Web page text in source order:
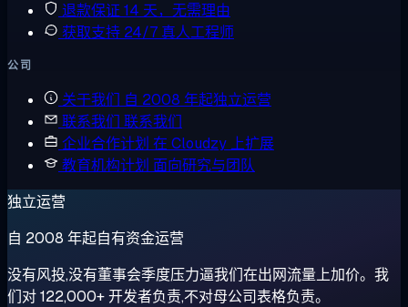
退款保证 14 天，无需理由
获取支持 24/7 真人工程师
公司
关于我们 自 2008 年起独立运营
联系我们 联系我们
企业合作计划 在 Cloudzy 上扩展
教育机构计划 面向研究与团队
独立运营
自 2008 年起自有资金运营
没有风投,没有董事会季度压力逼我们在出网流量上加价。我
们对 122,000+ 开发者负责,不对母公司表格负责。